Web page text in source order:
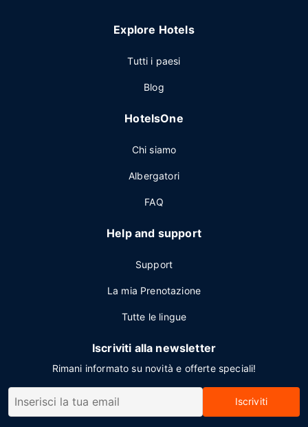
Explore Hotels
Tutti i paesi
Blog
HotelsOne
Chi siamo
Albergatori
FAQ
Help and support
Support
La mia Prenotazione
Tutte le lingue
Iscriviti alla newsletter
Rimani informato su novità e offerte speciali!
Iscriviti